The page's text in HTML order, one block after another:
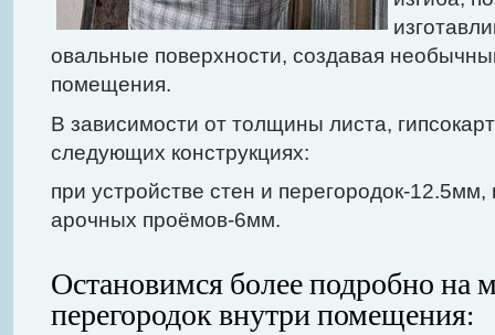
овальные поверхности, создавая
помещения.
В зависимости от толщины листа,
следующих конструкциях:
при устройстве стен и перегородок-
арочных проёмов-6мм.
Остановимся более подробно на
перегородок внутри помещения: